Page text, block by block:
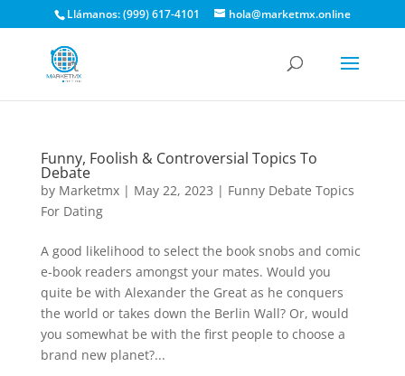
Llámanos: (999) 617-4101 hola@marketmx.online
Funny, Foolish & Controversial Topics To
Debate
by Marketmx| May 22, 2023 | Funny Debate Topics
For Dating
A good likelihood to select the book snobs and comic
e-book readers amongst your mates. Would you
quite be with Alexander the Great as he conquers
the world or takes down the Berlin Wall? Or, would
you somewhat be with the first people to choose a
brand new planet?...